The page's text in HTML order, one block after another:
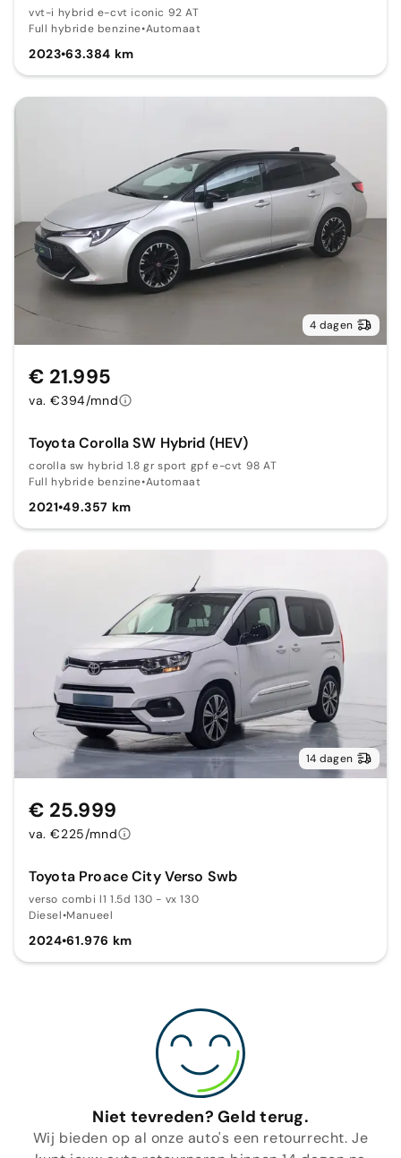
vvt-i hybrid e-cvt iconic 92 AT
Full hybride benzine•Automaat
2023•63.384 km
4 dagen
Toyota Corolla SW Hybrid (HEV)
corolla sw hybrid 1.8 gr sport gpf e-cvt 98 AT
Full hybride benzine•Automaat
2021•49.357 km
€ 21.995
va. €394/mnd
14 dagen
Toyota Proace City Verso Swb
verso combi l1 1.5d 130 - vx 130
Diesel•Manueel
2024•61.976 km
€ 25.999
va. €225/mnd
Niet tevreden? Geld terug.
Wij bieden op al onze auto's een retourrecht. Je